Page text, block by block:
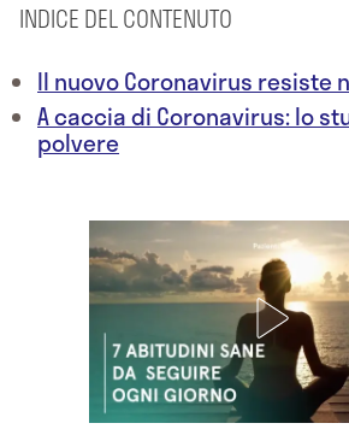
INDICE DEL CONTENUTO
Il nuovo Coronavirus resiste
A caccia di Coronavirus: lo
polvere